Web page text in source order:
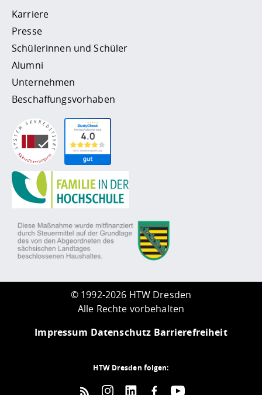
Karriere
Presse
Schülerinnen und Schüler
Alumni
Unternehmen
Beschaffungsvorhaben
© 1992-2026 HTW Dresden
Alle Rechte vorbehalten
Impressum Datenschutz Barrierefreiheit
HTW Dresden folgen: